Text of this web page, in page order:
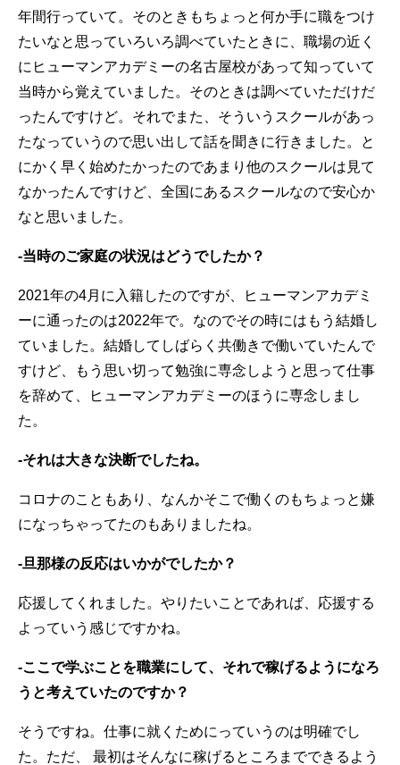
年間行っていて。そのときもちょっと何か手に職をつけ
たいなと思っていろいろ調べていたときに、職場の近く
にヒューマンアカデミーの名古屋校があって知っていて
当時から覚えていました。そのときは調べていただけだ
ったんですけど。それでまた、そういうスクールがあっ
たなっていうので思い出して話を聞きに行きました。と
にかく早く始めたかったのであまり他のスクールは見て
なかったんですけど、全国にあるスクールなので安心か
なと思いました。
-当時のご家庭の状況はどうでしたか？
2021年の4月に入籍したのですが、ヒューマンアカデミ
ーに通ったのは2022年で。なのでその時にはもう結婚し
ていました。結婚してしばらく共働きで働いていたんで
すけど、もう思い切って勉強に専念しようと思って仕事
を辞めて、ヒューマンアカデミーのほうに専念しまし
た。
-それは大きな決断でしたね。
コロナのこともあり、なんかそこで働くのもちょっと嫌
になっちゃってたのもありましたね。
-旦那様の反応はいかがでしたか？
応援してくれました。やりたいことであれば、応援する
よっていう感じですかね。
-ここで学ぶことを職業にして、それで稼げるようになろ
うと考えていたのですか？
そうですね。仕事に就くためにっていうのは明確でし
た。ただ、 最初はそんなに稼げるところまでできるよう